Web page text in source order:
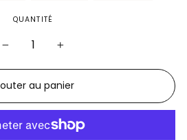
QUANTITÉ
au panier